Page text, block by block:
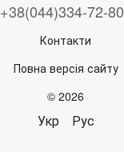
+38(044)334-72-80
Контакти
Повна версія сайту
© 2026
Укр Рус